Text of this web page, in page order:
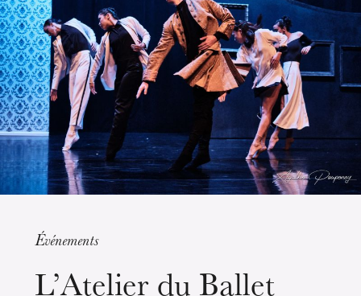
L’OnR avec vous
Visites de l’Opéra de
Strasbourg
Événements